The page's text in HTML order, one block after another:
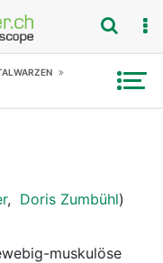
, Doris Zumbühl)
muskulöse